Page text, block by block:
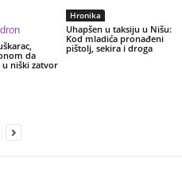
da
niški zatvor
Hronika
Uhapšen u taksiju u Nišu:
Kod mladića pronađeni
pištolj, sekira i droga